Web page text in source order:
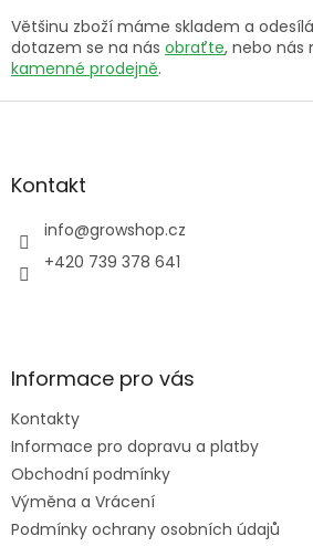
Většinu zboží máme skladem a
dotazem se na nás obraťte, nebo nás
kamenné prodejně.
Z
aKontakt
info@growshop.cz
+420 739 378 641
Informace pro vás
Kontakty
Informace pro dopravu a platby
Obchodní podmínky
Výměna a Vrácení
Podmínky ochrany osobních údajů